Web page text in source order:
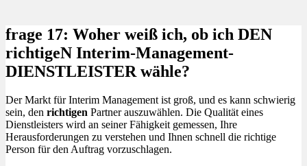
frage 17: Woher weiß ich, ob ich DEN
richtigeN Interim-Management-
DIENSTLEISTER wähle?
Der Markt für Interim Management ist groß, und es kann schwierig
sein, den richtigen Partner auszuwählen. Die Qualität eines
Dienstleisters wird an seiner Fähigkeit gemessen, Ihre
Herausforderungen zu verstehen und Ihnen schnell die richtige
Person für den Auftrag vorzuschlagen.